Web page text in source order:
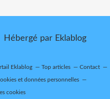
Hébergé par Eklablog
Eklablog Top articles Contact
et données personnelles
cookies